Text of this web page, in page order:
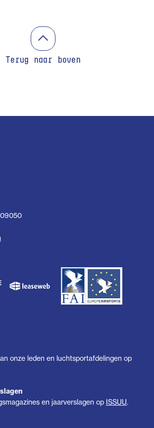
Terug naar boven
onze leden en luchtsportafdelingen op
en jaarverslagen op ISSUU.